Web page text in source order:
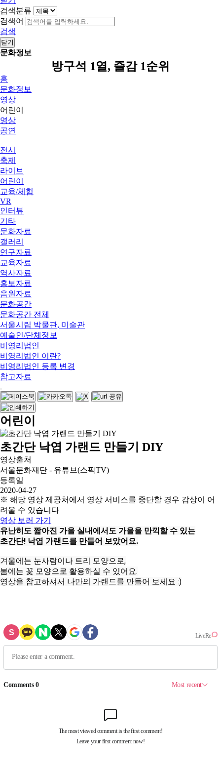
검색분류
검색어
검색
닫기
문화정보
방구석 1열, 즐감 1순위
홈
문화정보
영상
어린이
영상
공연
전시
축제
라이브
어린이
교육/체험
VR
인터뷰
기타
문화자료
갤러리
연구자료
교육자료
역사자료
홍보자료
음원자료
문화공간
문화공간 전체
서울시립 박물관, 미술관
예술인/단체정보
비영리법인
비영리법인 이란?
비영리법인 등록 변경
참고자료
어린이
초간단 낙엽 가랜드 만들기 DIY
영상출처
서울문화재단 - 유튜브(스팍TV)
등록일
2020-04-27
※ 해당 영상 제공처에서 영상 서비스를 중단할 경우 감상이 어
려울 수 있습니다
영상 보러 가기
유난히도 짧아진 가을 실내에서도 가을을 만끽할 수 있는
초간단! 낙엽 가랜드를 만들어 보았어요.
겨울에는 눈사람이나 트리 모양으로,
봄에는 꽃 모양으로 활용하실 수 있어요.
영상을 참고하셔서 나만의 가랜드를 만들어 보세요 :)